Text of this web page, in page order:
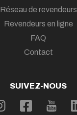
Réseau de revendeurs
Revendeurs en ligne
FAQ
Contact
SUIVEZ-NOUS